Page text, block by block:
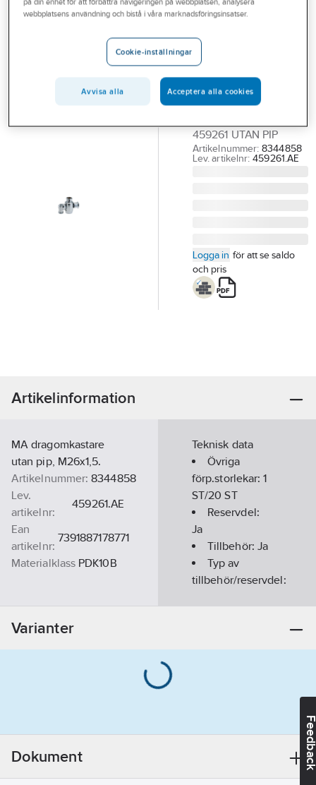
Branscher
Duschomkastare
utan pip till
termostat
blandare, Mora
459261 UTAN PIP
Artikelnummer: 8344858
Lev. artikelnr: 459261.AE
Logga in för att se saldo
och pris
Artikelinformation
MA dragomkastare
utan pip, M26x1,5.
Artikelnummer: 8344858
Lev.
artikelnr:
459261.AE
Ean
artikelnr:
7391887178771
Materialklass PDK10B
Teknisk data
Övriga
förp.storlekar:1
ST/20 ST
Reservdel:
Ja
Tillbehör: Ja
Typ av
tillbehör/reservdel:
REACH -
Datum:2021-11-
Varianter
Dokument
på din enhet för att förbättra navigeringen på webbplatsen, analysera
webbplatsens användning och bistå i våra marknadsföringsinsatser.
Cookie-inställningar
Avvisa alla Acceptera alla cookies